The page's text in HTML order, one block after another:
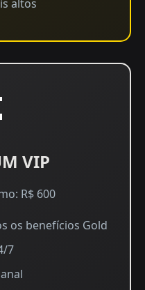
altos
VIP
R$ 600
os benefícios Gold
7